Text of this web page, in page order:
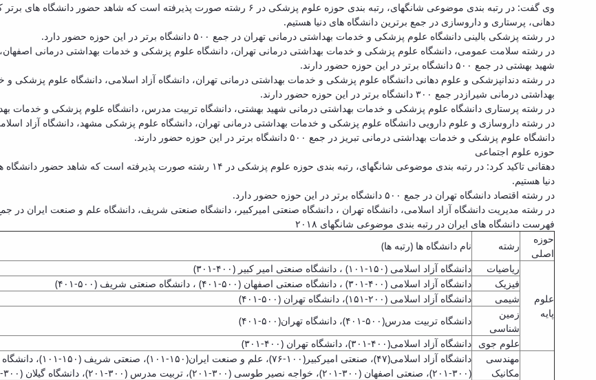
دهانی، پرستاری و داروسازی در جمع برترین دانشگاه های دنیا هستیم.
در رشته پزشکی بالینی دانشگاه علوم پزشکی و خدمات بهداشتی درمانی تهران در جمع ۵۰۰ دانشگاه برتر در این حوزه حضور دارد.
در رشته سلامت عمومی، دانشگاه علوم پزشکی و خدمات بهداشتی درمانی تهران، دانشگاه علوم پزشکی و خدمات بهداشتی درمانی
شهید بهشتی در جمع ۵۰۰ دانشگاه برتر در این حوزه حضور دارند.
در رشته دندانپزشکی و علوم دهانی دانشگاه علوم پزشکی و خدمات بهداشتی درمانی تهران، دانشگاه آزاد اسلامی، دانشگاه علوم
بهداشتی درمانی شیرازدر جمع ۳۰۰ دانشگاه برتر در این حوزه حضور دارند.
در رشته پرستاری دانشگاه علوم پزشکی و خدمات بهداشتی درمانی شهید بهشتی، دانشگاه تربیت مدرس، دانشگاه علوم پزشکی و خدمات بهداشتی درمانی تهران در جمع ۳۰۰
در رشته داروسازی و علوم دارویی دانشگاه علوم پزشکی و خدمات بهداشتی درمانی تهران، دانشگاه علوم پزشکی مشهد، دانشگاه آزاد
دانشگاه علوم پزشکی و خدمات بهداشتی درمانی تبریز در جمع ۵۰۰ دانشگاه برتر در این حوزه حضور دارند.
حوزه علوم اجتماعی
دنیا هستیم.
در رشته اقتصاد دانشگاه تهران در جمع ۵۰۰ دانشگاه برتر در این حوزه حضور دارد.
در رشته مدیریت دانشگاه آزاد اسلامی، دانشگاه تهران ، دانشگاه صنعتی امیرکبیر، دانشگاه صنعتی شریف، دانشگاه علم و صنعت ایران در جمع ۵۰۰ دانشگاه برتر در این حوزه حضور
فهرست دانشگاه­ های ایران در رتبه بندی موضوعی شانگهای ۲۰۱۸
حوزه
اصلی
رشته نام دانشگاه ها (رتبه ها)
علوم
پایه
ریاضیات
دانشگاه آزاد اسلامی (۱۵۰-۱۰۱) ، دانشگاه صنعتی امیر کبیر (۴۰۰-۳۰۱)
فیزیک
دانشگاه آزاد اسلامی (۴۰۰-۳۰۱) ، دانشگاه صنعتی اصفهان (۵۰۰-۴۰۱) ، دانشگاه صنعتی شریف (۵۰۰-۴۰۱)
شیمی
دانشگاه آزاد اسلامی (۲۰۰-۱۵۱)، دانشگاه تهران (۵۰۰-۴۰۱)
زمین
شناسی
دانشگاه تربیت مدرس(۵۰۰-۴۰۱)، دانشگاه تهران(۵۰۰-۴۰۱)
علوم جوی دانشگاه آزاد اسلامی(۴۰۰-۳۰۱)، دانشگاه تهران (۴۰۰-۳۰۱)
مهندسی
مکانیک
(۳۰۰-۲۰۱)، صنعتی اصفهان (۳۰۰-۲۰۱)، خواجه نصیر طوسی (۳۰۰-۲۰۱)، تربیت مدرس (۳۰۰-۲۰۱)، دانشگاه گیلان (۳۰۰-۲۰۱)، دانشگاه تبریز(۳۰۰-۲۰۱)